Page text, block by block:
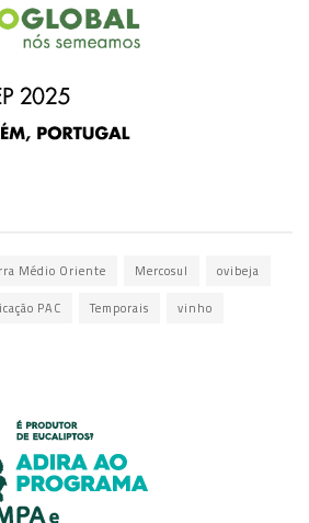
Médio Oriente Mercosul ovibeja
PAC Temporais vinho